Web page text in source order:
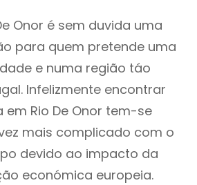
Onor é sem duvida uma
para quem pretende uma
e numa região táo
Infelizmente encontrar
em Rio De Onor tem-se
mais complicado com o
devido ao impacto da
económica europeia.